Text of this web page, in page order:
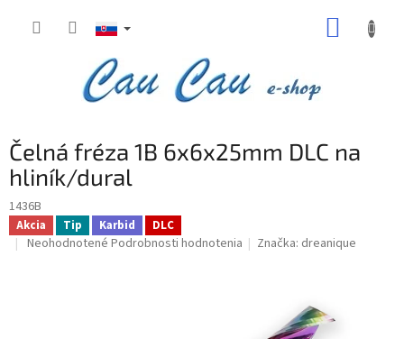
Čelná fréza 1B 6x6x25mm DLC na
hliník/dural
1436B
Akcia Tip Karbid DLC
Priemerné
Neohodnotené Podrobnosti hodnotenia Značka: dreanique